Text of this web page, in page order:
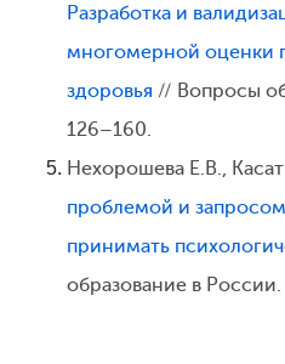
Разработка и
многомерной оценки
здоровья // Вопросы
126–160.
Нехорошева Е.В.,
проблемой и
принимать
образование в